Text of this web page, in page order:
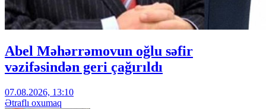
Abel Məhərrəmovun oğlu səfir
vəzifəsindən geri çağırıldı
07.08.2026, 13:10
Ətraflı oxumaq